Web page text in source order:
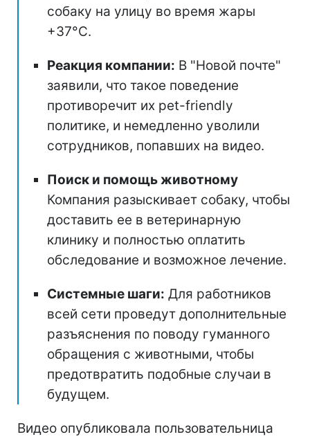
собаку на улицу во время жары
+37°C.
Реакция компании: В "Новой почте"
заявили, что такое поведение
противоречит их pet-friendly
политике, и немедленно уволили
сотрудников, попавших на видео.
Поиск и помощь животному
Компания разыскивает собаку, чтобы
доставить ее в ветеринарную
клинику и полностью оплатить
обследование и возможное лечение.
Системные шаги: Для работников
всей сети проведут дополнительные
разъяснения по поводу гуманного
обращения с животными, чтобы
предотвратить подобные случаи в
будущем.
Видео опубликовала пользовательница